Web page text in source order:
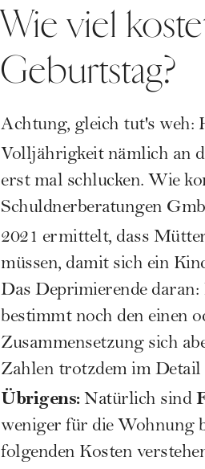
Wie viel
Geburtstag?
Achtung, gleich tut's weh:
Volljährigkeit nämlich an
erst mal schlucken. Wie
Schuldnerberatungen
2021 ermittelt, dass
müssen, damit sich ein
Das Deprimierende
bestimmt noch den einen
Zusammensetzung sich
Zahlen trotzdem im Detail
Übrigens:Natürlich sind
weniger für die Wohnung
folgenden Kosten